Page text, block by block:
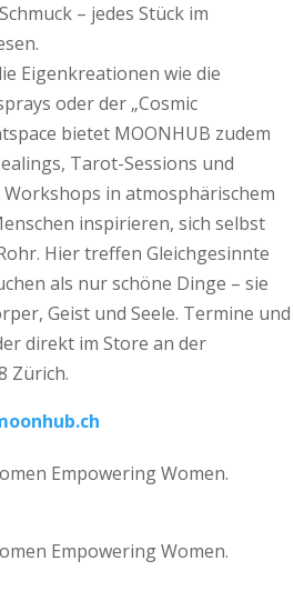
– jedes Stück im
Eigenkreationen wie die
oder der „Cosmic
bietet MOONHUB zudem
Tarot-Sessions und
in atmosphärischem
inspirieren, sich selbst
Hier treffen Gleichgesinnte
als nur schöne Dinge – sie
Geist und Seele. Termine und
direkt im Store an der
Zürich.